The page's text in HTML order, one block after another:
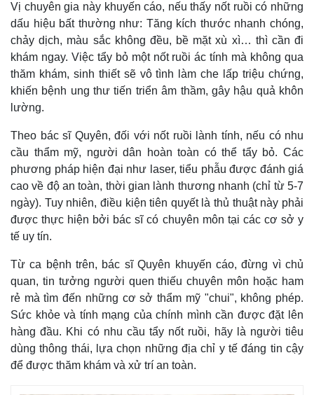
Vị chuyên gia này khuyến cáo, nếu thấy nốt ruồi có những
dấu hiệu bất thường như: Tăng kích thước nhanh chóng,
chảy dịch, màu sắc không đều, bề mặt xù xì… thì cần đi
khám ngay. Việc tẩy bỏ một nốt ruồi ác tính mà không qua
thăm khám, sinh thiết sẽ vô tình làm che lấp triệu chứng,
khiến bệnh ung thư tiến triển âm thầm, gây hậu quả khôn
lường.
Theo bác sĩ Quyên, đối với nốt ruồi lành tính, nếu có nhu
cầu thẩm mỹ, người dân hoàn toàn có thể tẩy bỏ. Các
phương pháp hiện đại như laser, tiểu phẫu được đánh giá
cao về độ an toàn, thời gian lành thương nhanh (chỉ từ 5-7
ngày). Tuy nhiên, điều kiện tiên quyết là thủ thuật này phải
được thực hiện bởi bác sĩ có chuyên môn tại các cơ sở y
tế uy tín.
Từ ca bệnh trên, bác sĩ Quyên khuyến cáo, đừng vì chủ
quan, tin tưởng người quen thiếu chuyên môn hoặc ham
rẻ mà tìm đến những cơ sở thẩm mỹ "chui", không phép.
Sức khỏe và tính mạng của chính mình cần được đặt lên
hàng đầu. Khi có nhu cầu tẩy nốt ruồi, hãy là người tiêu
dùng thông thái, lựa chọn những địa chỉ y tế đáng tin cậy
để được thăm khám và xử trí an toàn.